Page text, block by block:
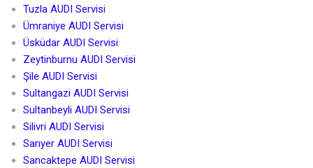
Tuzla AUDI Servisi
Ümraniye AUDI Servisi
Üsküdar AUDI Servisi
Zeytinburnu AUDI Servisi
Şile AUDI Servisi
Sultangazi AUDI Servisi
Sultanbeyli AUDI Servisi
Silivri AUDI Servisi
Sarıyer AUDI Servisi
Sancaktepe AUDI Servisi